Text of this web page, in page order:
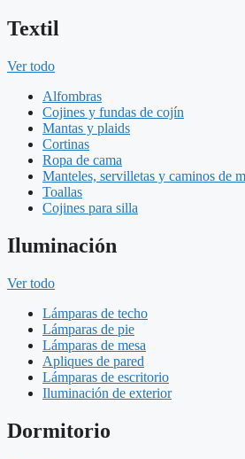
Textil
Ver todo
Alfombras
Cojines y fundas de cojín
Mantas y plaids
Cortinas
Ropa de cama
Manteles, servilletas y caminos de
Toallas
Cojines para silla
Iluminación
Ver todo
Lámparas de techo
Lámparas de pie
Lámparas de mesa
Apliques de pared
Lámparas de escritorio
Iluminación de exterior
Dormitorio